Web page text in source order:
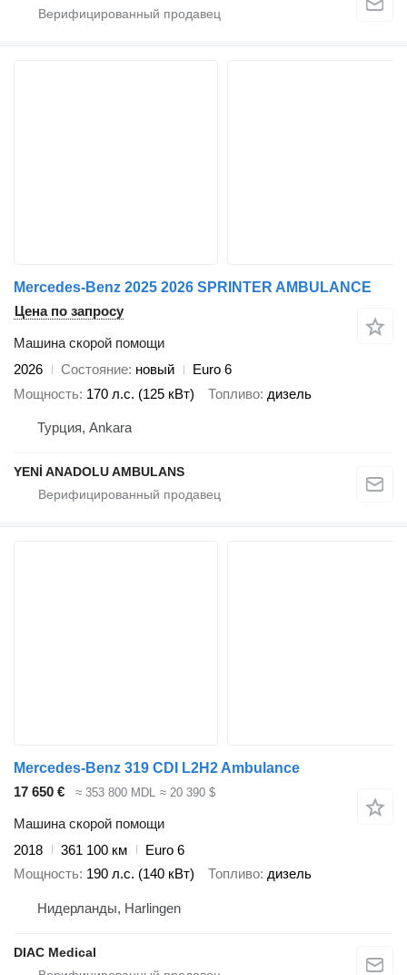
Mercedes-Benz 2025 2026 SPRINTER AMBULANCE
Цена по запросу
Машина скорой помощи
2026
Состояние новый
Euro 6
Мощность 170 л.с. (125 кВт) Топливо дизель
Турция, Ankara
YENİ ANADOLU AMBULANS
Mercedes-Benz 319 CDI L2H2 Ambulance
17 650 €
≈ 353 800 MDL ≈ 20 390 $
Машина скорой помощи
2018
361 100 км
Euro 6
Мощность 190 л.с. (140 кВт) Топливо дизель
Нидерланды, Harlingen
DIAC Medical